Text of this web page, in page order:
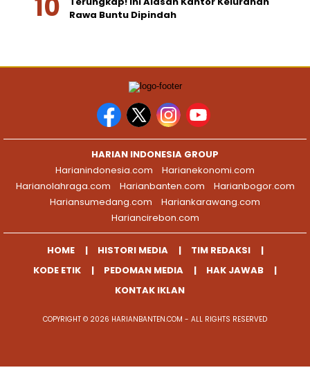
Rawa Buntu Dipindah
HARIAN INDONESIA GROUP
Harianindonesia.com
Harianekonomi.com
Harianolahraga.com
Harianbanten.com
Harianbogor.com
Hariansumedang.com
Hariankarawang.com
Hariancirebon.com
HOME HISTORI MEDIA
TIM REDAKSI
KODE ETIK
PEDOMAN MEDIA
HAK JAWAB
KONTAK IKLAN
COPYRIGHT © 2026 HARIANBANTEN.COM - ALL RIGHTS RESERVED